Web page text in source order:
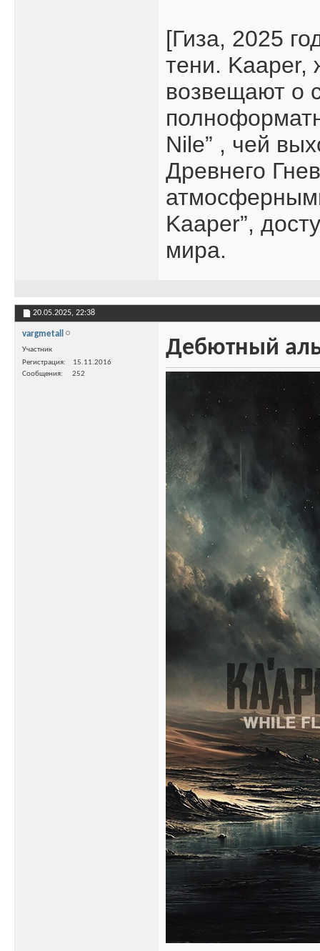
[Гиза, 2025
тени. Kaaper,
возвещают о
Nile” , чей
Древнего
Kaaper”,
мира.
20.05.2025, 22:38
vargmetall
Участник
Регистрация
15.11.2016
Сообщения
252
Дебютный